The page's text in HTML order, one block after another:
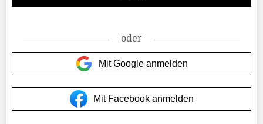
oder
Mit Google anmelden
Mit Facebook anmelden